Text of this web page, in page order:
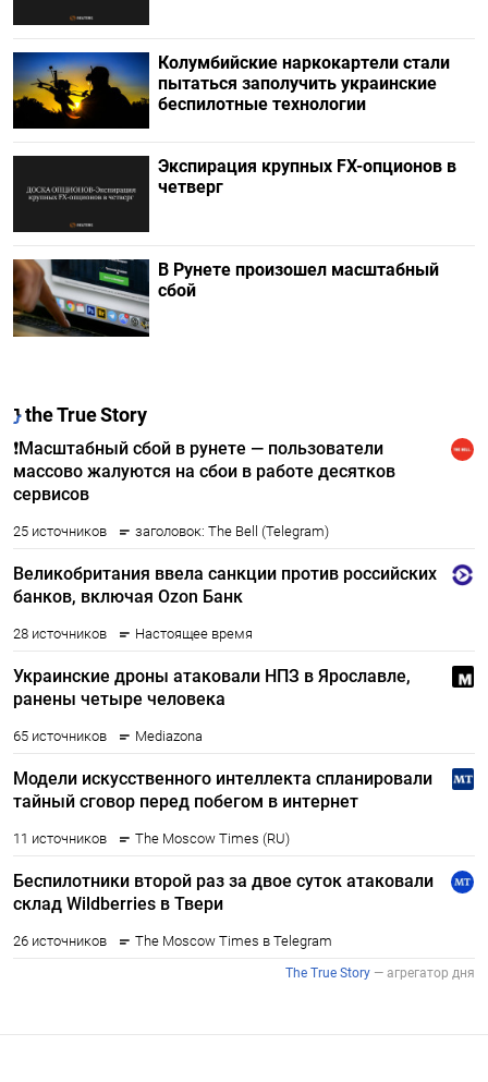
Колумбийские наркокартели стали
пытаться заполучить украинские
беспилотные технологии
Экспирация крупных FX-опционов в
четверг
В Рунете произошел масштабный
сбой